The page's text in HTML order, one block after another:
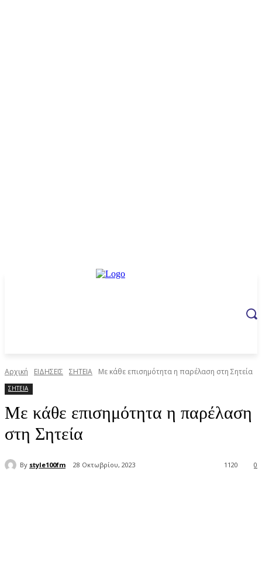
Αρχική ΕΙΔΗΣΕΙΣ ΣΗΤΕΙΑ Με κάθε επισημότητα η παρέλαση στη Σητεία
ΣΗΤΕΙΑ
Με κάθε επισημότητα η παρέλαση
στη Σητεία
By style100fm 28 Οκτωβρίου, 2023 0
1120